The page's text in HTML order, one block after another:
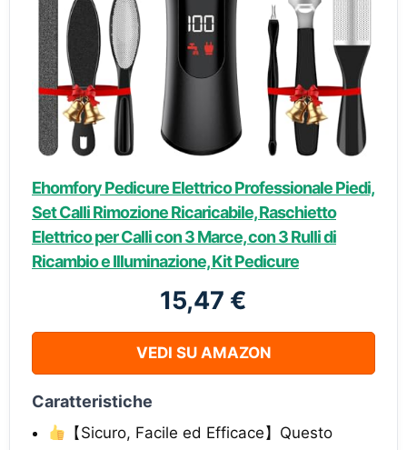
Ehomfory Pedicure Elettrico Professionale Piedi,
Set Calli Rimozione Ricaricabile, Raschietto
Elettrico per Calli con 3 Marce, con 3 Rulli di
Ricambio e Illuminazione, Kit Pedicure
15,47 €
VEDI SU AMAZON
Caratteristiche
【Sicuro, Facile ed Efficace】Questo